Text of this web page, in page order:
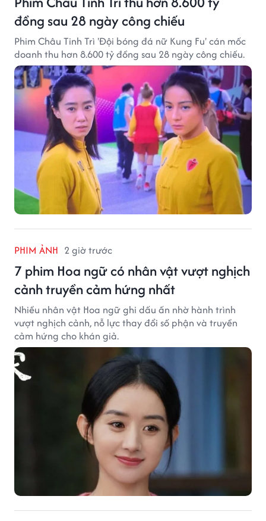
đồng sau 28 ngày công chiếu
Phim Châu Tinh Trì 'Đội bóng đá nữ Kung Fu' cán mốc
doanh thu hơn 8.600 tỷ đồng sau 28 ngày công chiếu.
PHIM ẢNH 2 giờ trước
7 phim Hoa ngữ có nhân vật vượt nghịch
cảnh truyền cảm hứng nhất
Nhiều nhân vật Hoa ngữ ghi dấu ấn nhờ hành trình
vượt nghịch cảnh, nỗ lực thay đổi số phận và truyền
cảm hứng cho khán giả.